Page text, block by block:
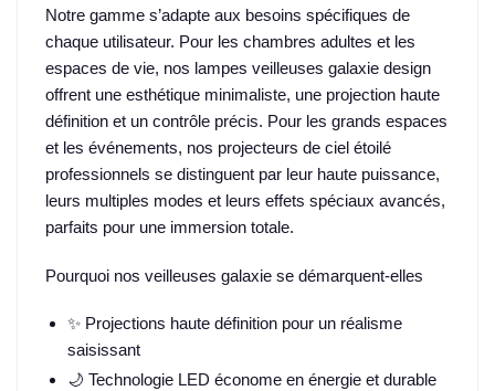
Notre gamme s’adapte aux besoins spécifiques de
chaque utilisateur. Pour les chambres adultes et les
espaces de vie, nos lampes veilleuses galaxie design
offrent une esthétique minimaliste, une projection haute
définition et un contrôle précis. Pour les grands espaces
et les événements, nos projecteurs de ciel étoilé
professionnels se distinguent par leur haute puissance,
leurs multiples modes et leurs effets spéciaux avancés,
parfaits pour une immersion totale.
Pourquoi nos veilleuses galaxie se démarquent-elles
✨ Projections haute définition pour un réalisme
saisissant
🌙 Technologie LED économe en énergie et durable